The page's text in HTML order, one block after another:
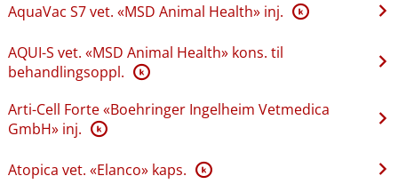
AquaVac S7 vet. «MSD Animal Health» inj. K
AQUI-S vet. «MSD Animal Health» kons. til
behandlingsoppl. K
Arti-Cell Forte «Boehringer Ingelheim Vetmedica
GmbH» inj. K
Atopica vet. «Elanco» kaps. K